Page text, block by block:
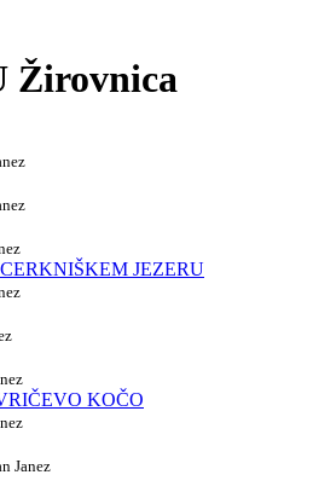
Žirovnica
JEZERU
KOČO
Janez